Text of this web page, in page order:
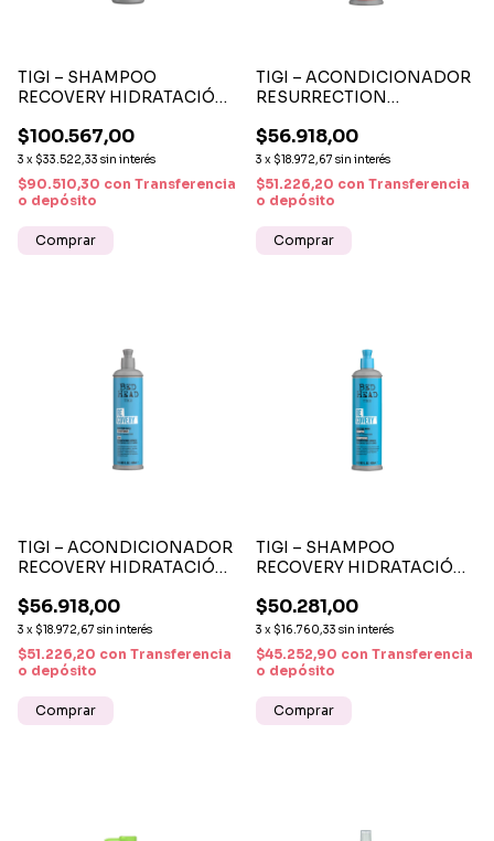
TIGI – SHAMPOO
RECOVERY HIDRATACIÓN
SECO 970 ML
$100.567,00
3 x $33.522,33 sin interés
$90.510,30 con Transferencia
o depósito
TIGI – ACONDICIONADOR
RESURRECTION
PARA CABELLO DAÑADO
400 ML
$56.918,00
3 x $18.972,67 sin interés
$51.226,20 con Transferencia
o depósito
TIGI – ACONDICIONADOR
RECOVERY HIDRATACIÓN
CABELLO SECO 400 ML
$56.918,00
3 x $18.972,67 sin interés
$51.226,20 con Transferencia
o depósito
TIGI – SHAMPOO
RECOVERY HIDRATACIÓN
SECO 400 ML
$50.281,00
3 x $16.760,33 sin interés
$45.252,90 con Transferencia
o depósito